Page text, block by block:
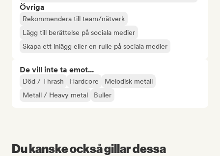
Övriga
Rekommendera till team/nätverk
Lägg till berättelse på sociala medier
Skapa ett inlägg eller en rulle på sociala medier
De vill inte ta emot...
Död / Thrash Hardcore
Melodisk metall
Metall / Heavy metal
Buller
Du kanske också gillar dessa